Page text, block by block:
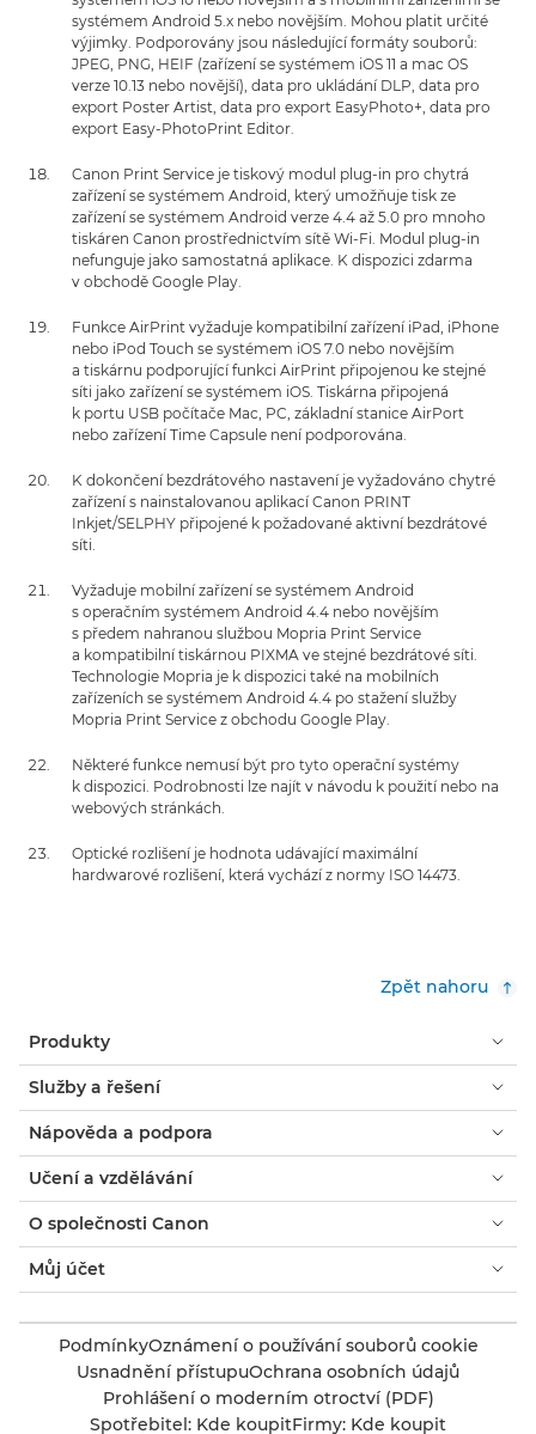
systémem Android 5.x nebo novějším. Mohou platit určité
výjimky. Podporovány jsou následující formáty souborů:
JPEG, PNG, HEIF (zařízení se systémem iOS 11 a mac OS
verze 10.13 nebo novější), data pro ukládání DLP, data pro
export Poster Artist, data pro export EasyPhoto+, data pro
export Easy-PhotoPrint Editor.
Canon Print Service je tiskový modul plug-in pro chytrá
zařízení se systémem Android, který umožňuje tisk ze
zařízení se systémem Android verze 4.4 až 5.0 pro mnoho
tiskáren Canon prostřednictvím sítě Wi-Fi. Modul plug-in
nefunguje jako samostatná aplikace. K dispozici zdarma
v obchodě Google Play.
Funkce AirPrint vyžaduje kompatibilní zařízení iPad, iPhone
nebo iPod Touch se systémem iOS 7.0 nebo novějším
a tiskárnu podporující funkci AirPrint připojenou ke stejné
síti jako zařízení se systémem iOS. Tiskárna připojená
k portu USB počítače Mac, PC, základní stanice AirPort
nebo zařízení Time Capsule není podporována.
K dokončení bezdrátového nastavení je vyžadováno chytré
zařízení s nainstalovanou aplikací Canon PRINT
Inkjet/SELPHY připojené k požadované aktivní bezdrátové
síti.
Vyžaduje mobilní zařízení se systémem Android
s operačním systémem Android 4.4 nebo novějším
s předem nahranou službou Mopria Print Service
a kompatibilní tiskárnou PIXMA ve stejné bezdrátové síti.
Technologie Mopria je k dispozici také na mobilních
zařízeních se systémem Android 4.4 po stažení služby
Mopria Print Service z obchodu Google Play.
Některé funkce nemusí být pro tyto operační systémy
k dispozici. Podrobnosti lze najít v návodu k použití nebo na
webových stránkách.
Optické rozlišení je hodnota udávající maximální
hardwarové rozlišení, která vychází z normy ISO 14473.
Zpět nahoru
Produkty
Služby a řešení
Nápověda a podpora
Učení a vzdělávání
O společnosti Canon
Můj účet
PodmínkyOznámení o používání souborů cookie
Usnadnění přístupuOchrana osobních údajů
Prohlášení o moderním otroctví (PDF)
Spotřebitel: Kde koupitFirmy: Kde koupit